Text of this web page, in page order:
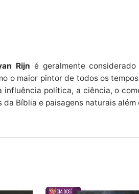
Rijn é geralmente
o maior pintor de todos os
influência política, a ciência, o
da Bíblia e paisagens naturais